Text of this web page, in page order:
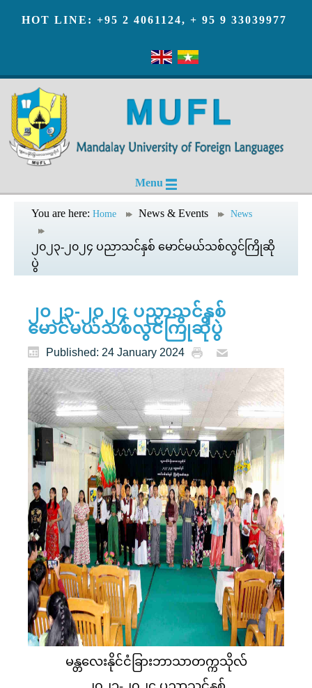
HOT LINE: +95 2 4061124, + 95 9 33039977
Menu
You are here: Home News & Events News
၂၀၂၃-၂၀၂၄ ပညာသင်နှစ် မောင်မယ်သစ်လွင်ကြိုဆို
ပွဲ
၂၀၂၃-၂၀၂၄ ပညာသင်နှစ်
မောင်မယ်သစ်လွင်ကြိုဆိုပွဲ
Published: 24 January 2024
မန္တလေးနိုင်ငံခြားဘာသာတက္ကသိုလ်